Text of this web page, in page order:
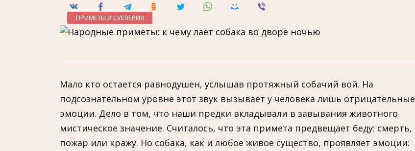
ПРИМЕТЫ И СУЕВЕРИЯ
Мало кто остается равнодушен, услышав протяжный собачий вой. На
подсознательном уровне этот звук вызывает у человека лишь отрицательные
эмоции. Дело в том, что наши предки вкладывали в завывания животного
мистическое значение. Считалось, что эта примета предвещает беду: смерть,
пожар или кражу. Но собака, как и любое живое существо, проявляет эмоции: